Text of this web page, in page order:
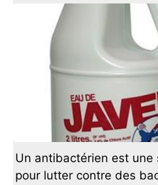
Un antibactérien est
pour lutter contre des